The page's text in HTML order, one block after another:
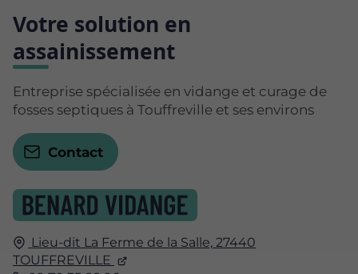
Lieu-dit La Ferme de la Salle, 27440
TOUFFREVILLE
Votre solution en
assainissement
Entreprise spécialisée en vidange et curage de
fosses septiques à Touffreville et ses environs
Contact